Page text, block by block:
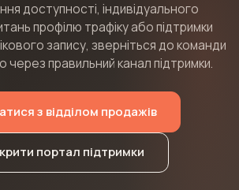
доступності, індивідуального
профілю трафіку або підтримки
запису, зверніться до команди
правильний канал підтримки.
з відділом продажів
портал підтримки